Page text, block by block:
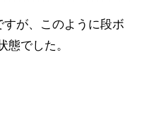
が、このように段ボ
でした。